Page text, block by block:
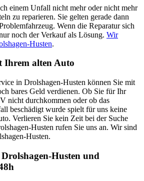
einem Unfall nicht mehr oder nicht mehr
zu reparieren. Sie gelten gerade dann
Wenn die Reparatur sich
noch der Verkauf als Lösung. Wir
Husten.
Ihrem alten Auto
in Drolshagen-Husten können Sie mit
bares Geld verdienen. Ob Sie für Ihr
nicht durchkommen oder ob das
beschädigt wurde spielt für uns keine
Verlieren Sie kein Zeit bei der Suche
Husten rufen Sie uns an. Wir sind
Husten.
Husten und